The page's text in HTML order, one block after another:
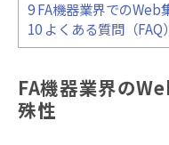
9FA機器業界でのWeb
10 よくある質問（FAQ）
FA機器業界の
殊性